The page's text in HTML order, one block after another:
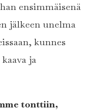
ensimmäisenä
jälkeen unelma
kunnes
ja
tonttiin,